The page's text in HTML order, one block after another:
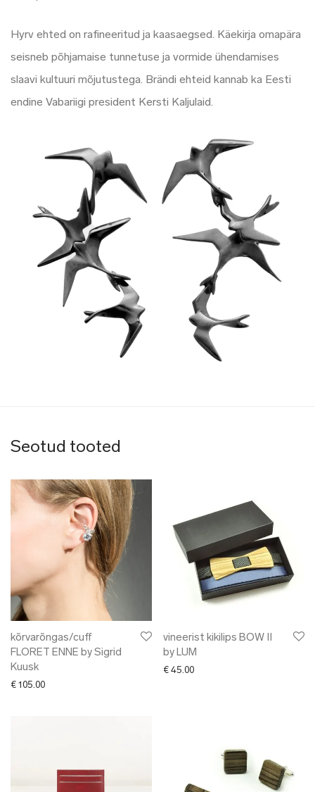
Hyrv ehted on rafineeritud ja kaasaegsed. Käekirja omapära
seisneb põhjamaise tunnetuse ja vormide ühendamises
slaavi kultuuri mõjutustega. Brändi ehteid kannab ka Eesti
endine Vabariigi president Kersti Kaljulaid.
Seotud tooted
kõrvarõngas/cuff
FLORET ENNE by Sigrid
Kuusk
€ 105.00
vineerist kikilips BOW II
by LUM
€ 45.00